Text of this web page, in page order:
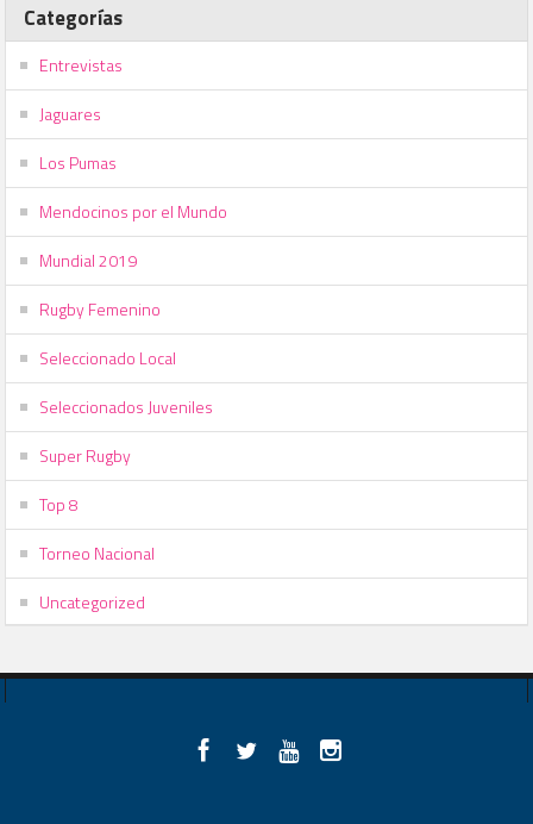
Categorías
Entrevistas
Jaguares
Los Pumas
Mendocinos por el Mundo
Mundial 2019
Rugby Femenino
Seleccionado Local
Seleccionados Juveniles
Super Rugby
Top 8
Torneo Nacional
Uncategorized